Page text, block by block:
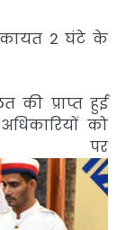
2 घंटे के
की प्राप्त हुई
को
पर